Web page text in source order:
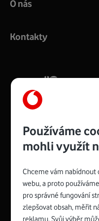
COMPAL CH7465VF
silný signál pro celou
Více o COMPAL CH7465VF
Zyxel VMG8623-T50B:
Rozměry modemu jsou
Spojte
O nás
Kontakty
Používáme
mohli využít
Chceme vám nabídnout
webu, a proto
pro správné fungování
zlepšovat obsah, měřit
reklamu. Svůj výběr